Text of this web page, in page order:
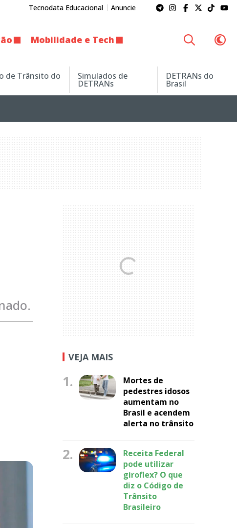
Tecnodata Educacional Anuncie
Mobilidade e Tech
de Trânsito do Simulados de
DETRANs
DETRANs do
Brasil
VEJA MAIS
1.
Mortes de
pedestres idosos
aumentam no
Brasil e acendem
alerta no trânsito
2.
Receita Federal
pode utilizar
giroflex? O que
diz o Código de
Trânsito
Brasileiro